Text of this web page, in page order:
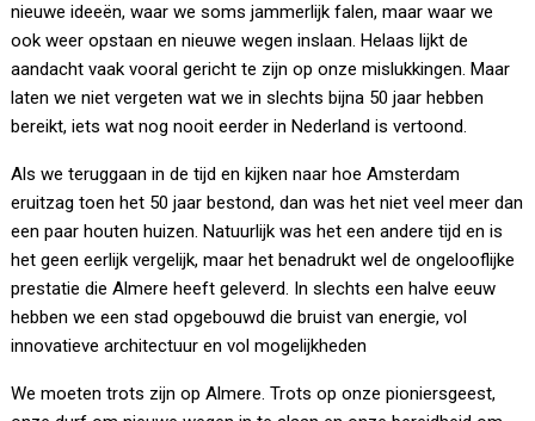
nieuwe ideeën, waar we soms jammerlijk falen, maar waar we
ook weer opstaan en nieuwe wegen inslaan. Helaas lijkt de
aandacht vaak vooral gericht te zijn op onze mislukkingen. Maar
laten we niet vergeten wat we in slechts bijna 50 jaar hebben
bereikt, iets wat nog nooit eerder in Nederland is vertoond.
Als we teruggaan in de tijd en kijken naar hoe Amsterdam
eruitzag toen het 50 jaar bestond, dan was het niet veel meer dan
een paar houten huizen. Natuurlijk was het een andere tijd en is
het geen eerlijk vergelijk, maar het benadrukt wel de ongelooflijke
prestatie die Almere heeft geleverd. In slechts een halve eeuw
hebben we een stad opgebouwd die bruist van energie, vol
innovatieve architectuur en vol mogelijkheden
We moeten trots zijn op Almere. Trots op onze pioniersgeest,